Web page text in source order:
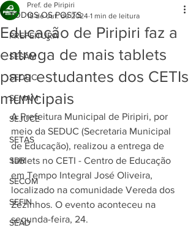
TODOS OS POSTS
PREFEITURA
SESAM
SEDUC
SEMAM
SEJUCE
SETAS
SDR
SECOM
SEFIN
SEAD
Educação de Piripiri faz a
entrega de mais tablets
para estudantes dos CETIs
municipais
Pref. de Piripiri
18 de out. de 2024 1 min de leitura
A Prefeitura Municipal de Piripiri, por
meio da SEDUC (Secretaria Municipal
de Educação), realizou a entrega de
tablets no CETI - Centro de Educação
em Tempo Integral José Oliveira,
localizado na comunidade Vereda dos
Zezinhos. O evento aconteceu na
segunda-feira, 24.